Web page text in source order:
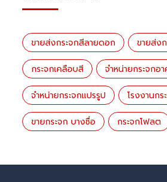
ขายส่งกระจกสีลายดอก ขายส่ง
กระจกเคลือบสี จำหน่ายกระจกอา
จำหน่ายกระจกแปรรูป โรงงานกร
ขายกระจก บางซื่อ กระจกโฟลต